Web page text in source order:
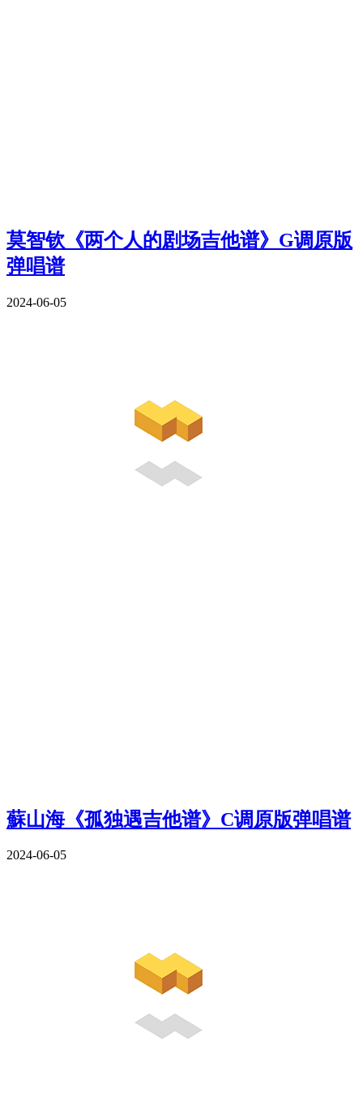
莫智钦《两个人的剧场吉他谱》G调原版
弹唱谱
2024-06-05
蘇山海《孤独遇吉他谱》C调原版弹唱谱
2024-06-05